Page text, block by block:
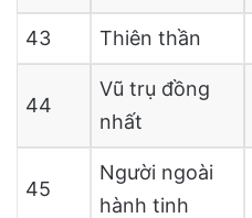
43 Thiên thần
44
Vũ trụ đồng
nhất
45
Người ngoài
hành tinh